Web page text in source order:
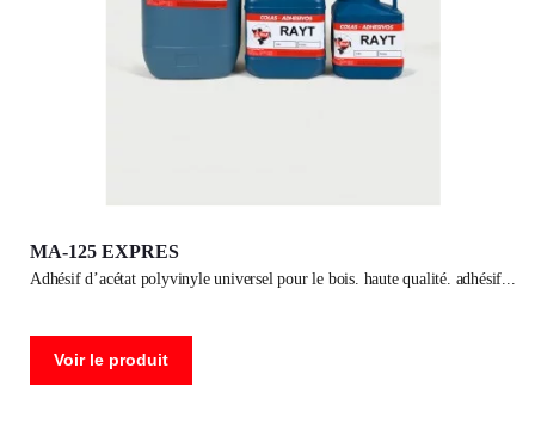
MA-125 EXPRES
adhésif d’acétat polyvinyle universel pour le bois. haute qualité. adhésif
Voir le produit